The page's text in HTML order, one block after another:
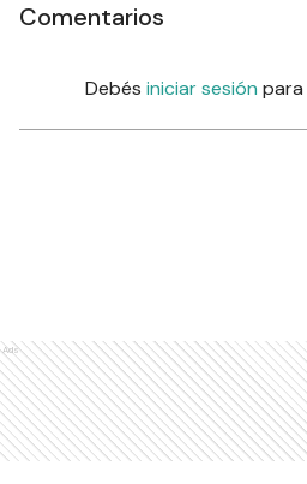
Comentarios
Debés iniciar sesión
Ads